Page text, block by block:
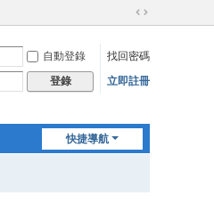
切
到
寬
自動登錄
找回密碼
登錄 立即註冊
快捷導航